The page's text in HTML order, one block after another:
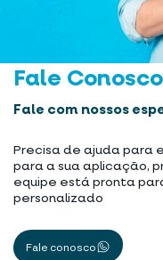
Fale Conosco
Fale com nossos
Precisa de ajuda para
para a sua aplicação,
equipe está pronta
personalizado
Fale conosco